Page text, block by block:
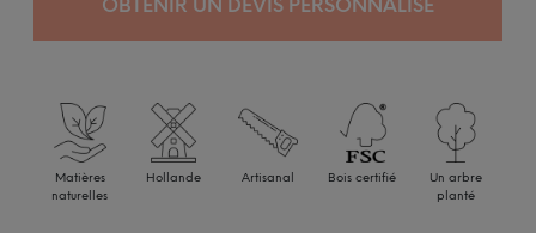
OBTENIR UN DEVIS PERSONNALISÉ
Matières
naturelles
Hollande Artisanal Bois certifié
Un arbre
planté